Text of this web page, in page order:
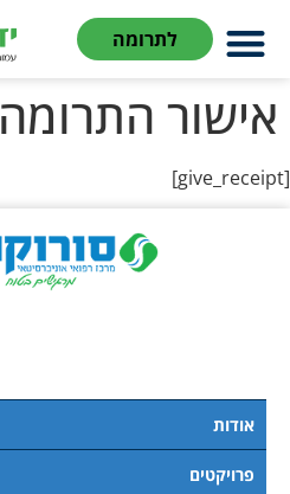
לתרומה
אישור התרומה
[give_receipt]
אודות
פרויקטים